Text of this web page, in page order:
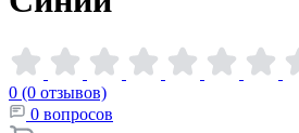
0 (0 отзывов)
0 вопросов